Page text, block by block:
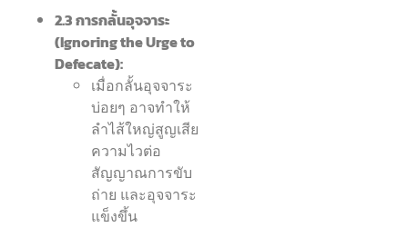
2.3 การกลั้นอุจจาระ
(Ignoring the Urge to
Defecate):
เมื่อกลั้นอุจจาระ
บ่อยๆ อาจทำให้
ลำไส้ใหญ่สูญเสีย
ความไวต่อ
สัญญาณการขับ
ถ่าย และอุจจาระ
แข็งขึ้น